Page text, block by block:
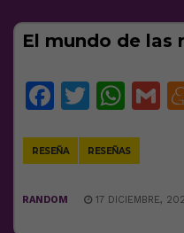
El mundo de las
Facebook
Twitter
RESEÑA RESEÑAS
RANDOM 17 DICIEMBRE,